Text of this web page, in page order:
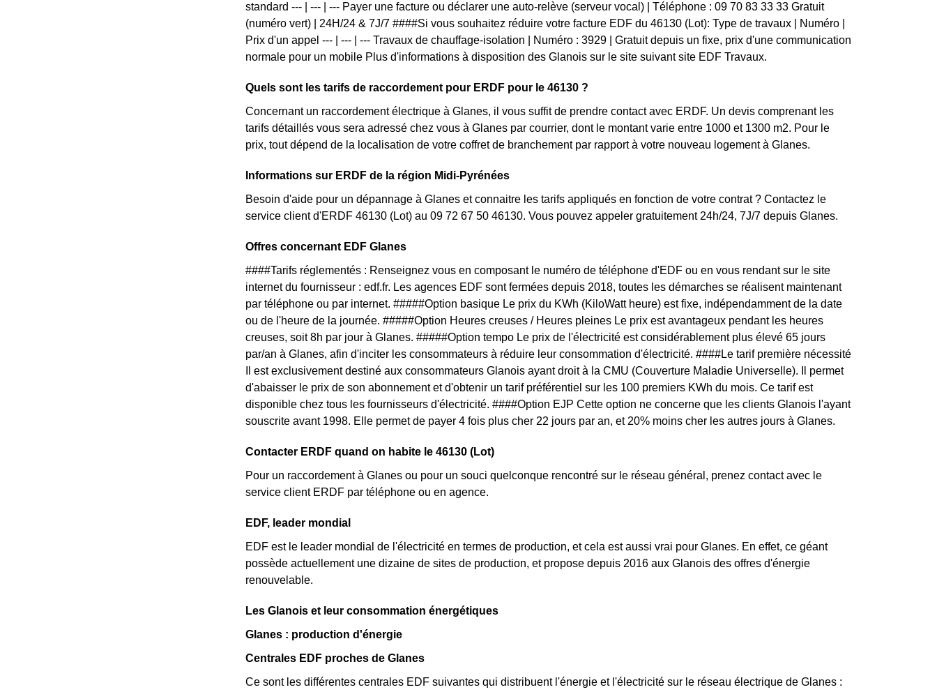
standard --- | --- | --- Payer une facture ou déclarer une auto-relève (serveur vocal) | Téléphone : 09 70 83 33 33 Gratuit
(numéro vert) | 24H/24 & 7J/7 ####Si vous souhaitez réduire votre facture EDF du 46130 (Lot): Type de travaux | Numéro |
Prix d'un appel --- | --- | --- Travaux de chauffage-isolation | Numéro : 3929 | Gratuit depuis un fixe, prix d'une communication
normale pour un mobile Plus d'informations à disposition des Glanois sur le site suivant site EDF Travaux.
Quels sont les tarifs de raccordement pour ERDF pour le 46130 ?
Concernant un raccordement électrique à Glanes, il vous suffit de prendre contact avec ERDF. Un devis comprenant les
tarifs détaillés vous sera adressé chez vous à Glanes par courrier, dont le montant varie entre 1000 et 1300 m2. Pour le
prix, tout dépend de la localisation de votre coffret de branchement par rapport à votre nouveau logement à Glanes.
Informations sur ERDF de la région Midi-Pyrénées
Besoin d'aide pour un dépannage à Glanes et connaitre les tarifs appliqués en fonction de votre contrat ? Contactez le
service client d'ERDF 46130 (Lot) au 09 72 67 50 46130. Vous pouvez appeler gratuitement 24h/24, 7J/7 depuis Glanes.
Offres concernant EDF Glanes
####Tarifs réglementés : Renseignez vous en composant le numéro de téléphone d'EDF ou en vous rendant sur le site
internet du fournisseur : edf.fr. Les agences EDF sont fermées depuis 2018, toutes les démarches se réalisent maintenant
par téléphone ou par internet. #####Option basique Le prix du KWh (KiloWatt heure) est fixe, indépendamment de la date
ou de l'heure de la journée. #####Option Heures creuses / Heures pleines Le prix est avantageux pendant les heures
creuses, soit 8h par jour à Glanes. #####Option tempo Le prix de l'électricité est considérablement plus élevé 65 jours
par/an à Glanes, afin d'inciter les consommateurs à réduire leur consommation d'électricité. ####Le tarif première nécessité
Il est exclusivement destiné aux consommateurs Glanois ayant droit à la CMU (Couverture Maladie Universelle). Il permet
d'abaisser le prix de son abonnement et d'obtenir un tarif préférentiel sur les 100 premiers KWh du mois. Ce tarif est
disponible chez tous les fournisseurs d'électricité. ####Option EJP Cette option ne concerne que les clients Glanois l'ayant
souscrite avant 1998. Elle permet de payer 4 fois plus cher 22 jours par an, et 20% moins cher les autres jours à Glanes.
Contacter ERDF quand on habite le 46130 (Lot)
Pour un raccordement à Glanes ou pour un souci quelconque rencontré sur le réseau général, prenez contact avec le
service client ERDF par téléphone ou en agence.
EDF, leader mondial
EDF est le leader mondial de l'électricité en termes de production, et cela est aussi vrai pour Glanes. En effet, ce géant
possède actuellement une dizaine de sites de production, et propose depuis 2016 aux Glanois des offres d'énergie
renouvelable.
Les Glanois et leur consommation énergétiques
Glanes : production d'énergie
Centrales EDF proches de Glanes
Ce sont les différentes centrales EDF suivantes qui distribuent l'énergie et l'électricité sur le réseau électrique de Glanes :